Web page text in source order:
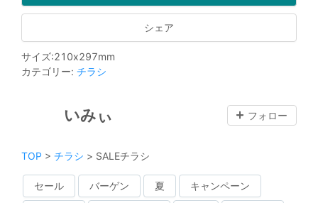
シェア
サイズ:210x297mm
カテゴリー: チラシ
いみぃ フォロー
TOP > チラシ > SALEチラシ
セール バーゲン 夏 キャンペーン